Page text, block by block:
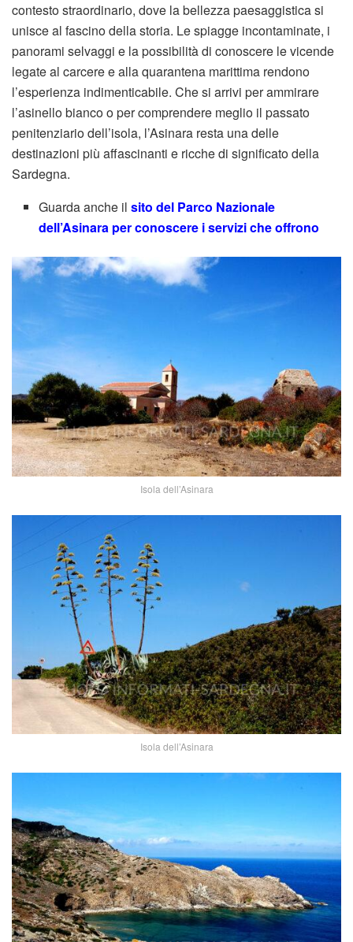
contesto straordinario, dove la bellezza paesaggistica si
unisce al fascino della storia. Le spiagge incontaminate, i
panorami selvaggi e la possibilità di conoscere le vicende
legate al carcere e alla quarantena marittima rendono
l’esperienza indimenticabile. Che si arrivi per ammirare
l’asinello bianco o per comprendere meglio il passato
penitenziario dell’isola, l’Asinara resta una delle
destinazioni più affascinanti e ricche di significato della
Sardegna.
Guarda anche ilsito del Parco Nazionale
dell’Asinara per conoscere i servizi che offrono
Isola dell’Asinara
Isola dell’Asinara